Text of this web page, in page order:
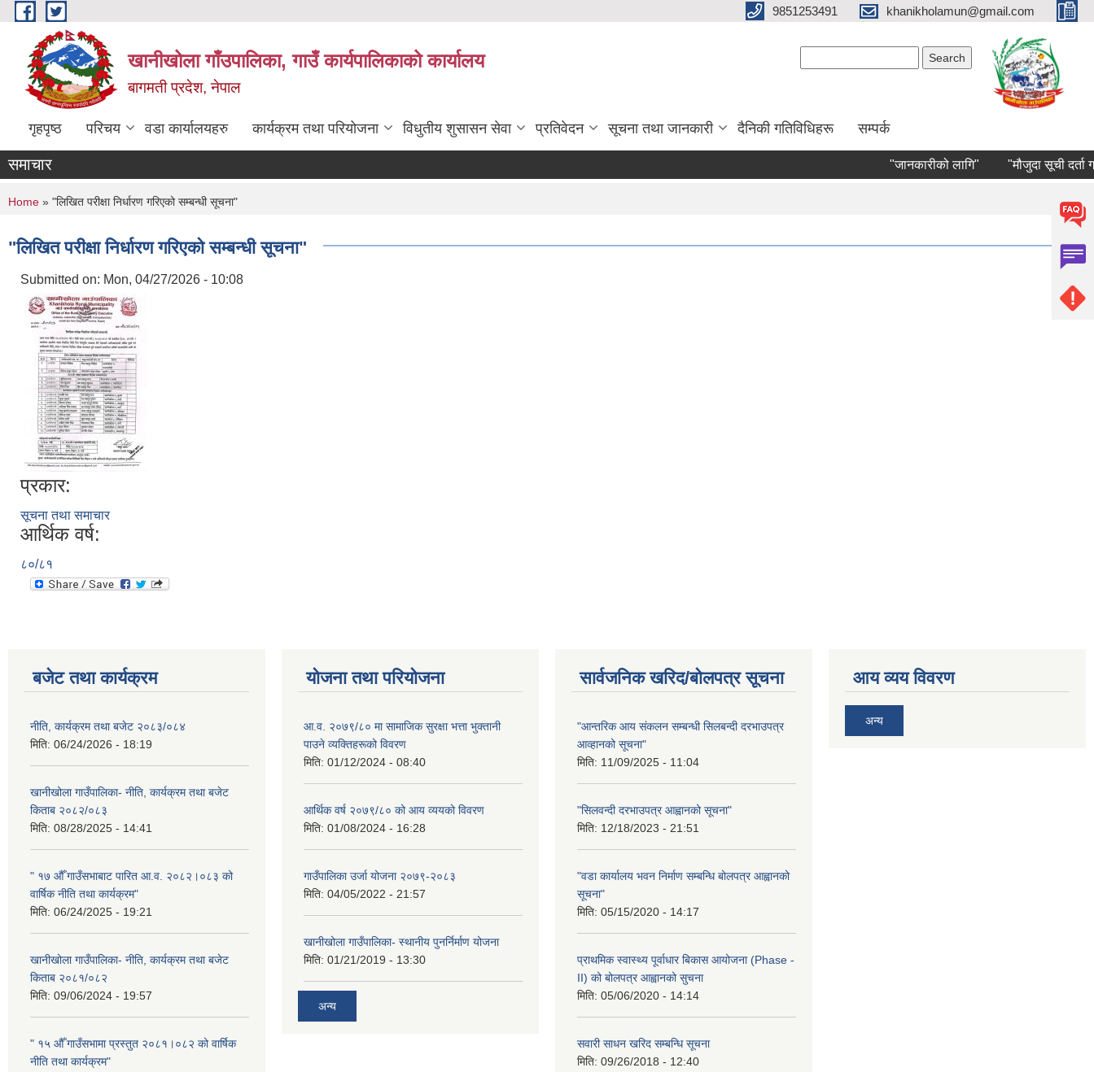
Skip to main content 9851253491 khanikholamun@gmail.com
खानीखोला गाँउपालिका, गाउँ कार्यपालिकाको कार्यालय
बागमती प्रदेश, नेपाल
गृहपृष्ठ परिचय वडा कार्यालयहरु कार्यक्रम तथा परियोजना विधुतीय शुसासन सेवा प्रतिवेदन सूचना तथा जानकारी दैनिकी गतिविधिहरू सम्पर्क
समाचार "जानकारीको लागि" "मौजुदा सूची दर्ता गर्ने
You are here
Home » "लिखित परीक्षा निर्धारण गरिएको सम्बन्धी सूचना"
"लिखित परीक्षा निर्धारण गरिएको सम्बन्धी सूचना"
Submitted on: Mon, 04/27/2026 - 10:08
प्रकार:
सूचना तथा समाचार
आर्थिक वर्ष:
८०/८१
बजेट तथा कार्यक्रम
नीति, कार्यक्रम तथा बजेट २०८३/०८४
मिति: 06/24/2026 - 18:19
खानीखोला गाउँपालिका- नीति, कार्यक्रम तथा बजेट
किताब २०८२/०८३
मिति: 08/28/2025 - 14:41
" १७ औँ गाउँसभाबाट पारित आ.व. २०८२।०८३ को
वार्षिक नीति तथा कार्यक्रम"
मिति: 06/24/2025 - 19:21
खानीखोला गाउँपालिका- नीति, कार्यक्रम तथा बजेट
किताब २०८१/०८२
मिति: 09/06/2024 - 19:57
" १५ औँ गाउँसभामा प्रस्तुत २०८१।०८२ को वार्षिक
नीति तथा कार्यक्रम"
योजना तथा परियोजना
आ.व. २०७९/८० मा सामाजिक सुरक्षा भत्ता भुक्तानी
पाउने व्यक्तिहरूको विवरण
मिति: 01/12/2024 - 08:40
आर्थिक वर्ष २०७९/८० को आय व्ययको विवरण
मिति: 01/08/2024 - 16:28
गाउँपालिका उर्जा योजना २०७९-२०८३
मिति: 04/05/2022 - 21:57
खानीखोला गाउँपालिका- स्थानीय पुनर्निर्माण योजना
मिति: 01/21/2019 - 13:30
अन्य
सार्वजनिक खरिद/बोलपत्र सूचना
"आन्तरिक आय संकलन सम्बन्धी सिलबन्दी दरभाउपत्र
आव्हानको सूचना"
मिति: 11/09/2025 - 11:04
"सिलवन्दी दरभाउपत्र आह्वानको सूचना"
मिति: 12/18/2023 - 21:51
"वडा कार्यालय भवन निर्माण सम्बन्धि बोलपत्र आह्वानको
सूचना"
मिति: 05/15/2020 - 14:17
प्राथमिक स्वास्थ्य पूर्वाधार बिकास आयोजना (Phase -
II) को बोलपत्र आह्वानको सुचना
मिति: 05/06/2020 - 14:14
सवारी साधन खरिद सम्बन्धि सूचना
मिति: 09/26/2018 - 12:40
आय व्यय विवरण
अन्य